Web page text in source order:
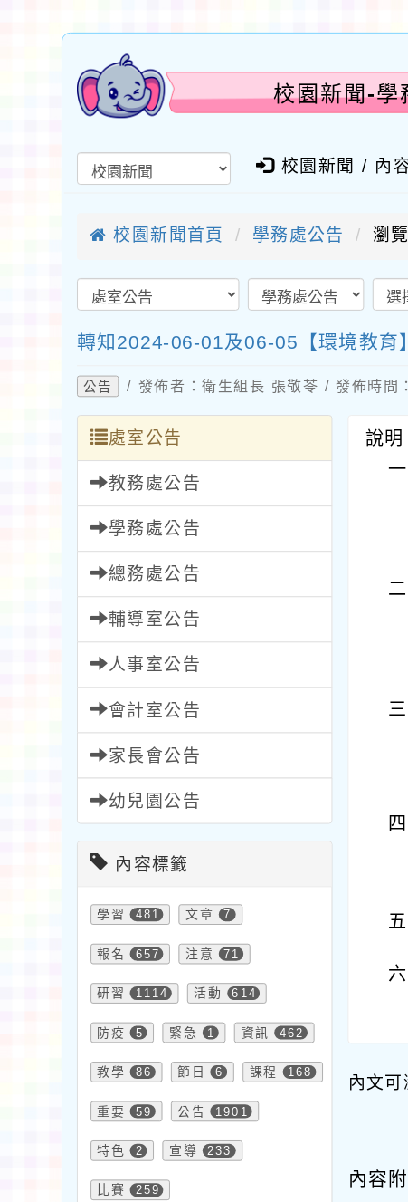
校園新聞-
校園新聞 / 內
校園新聞首頁 學務處公告 瀏
轉知2024-06-01及06-05【環境教育
公告 / 發佈者：衛生組長 張敬苓 / 發佈時間
處室公告
教務處公告
學務處公告
總務處公告
輔導室公告
人事室公告
會計室公告
家長會公告
幼兒園公告
內容標籤
學習 481 文章 7
報名 657 注意 71
研習 1114 活動 614
防疫 5 緊急 1 資訊 462
教學 86 節日 6 課程 168
重要 59 公告 1901
特色 2 宣導 233
比賽 259
說明
一
二
三
五
六
內文可
內容